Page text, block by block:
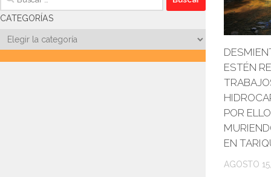
ESTÉN
POR
EN
AGOSTO
CATEGORÍAS
Categorías